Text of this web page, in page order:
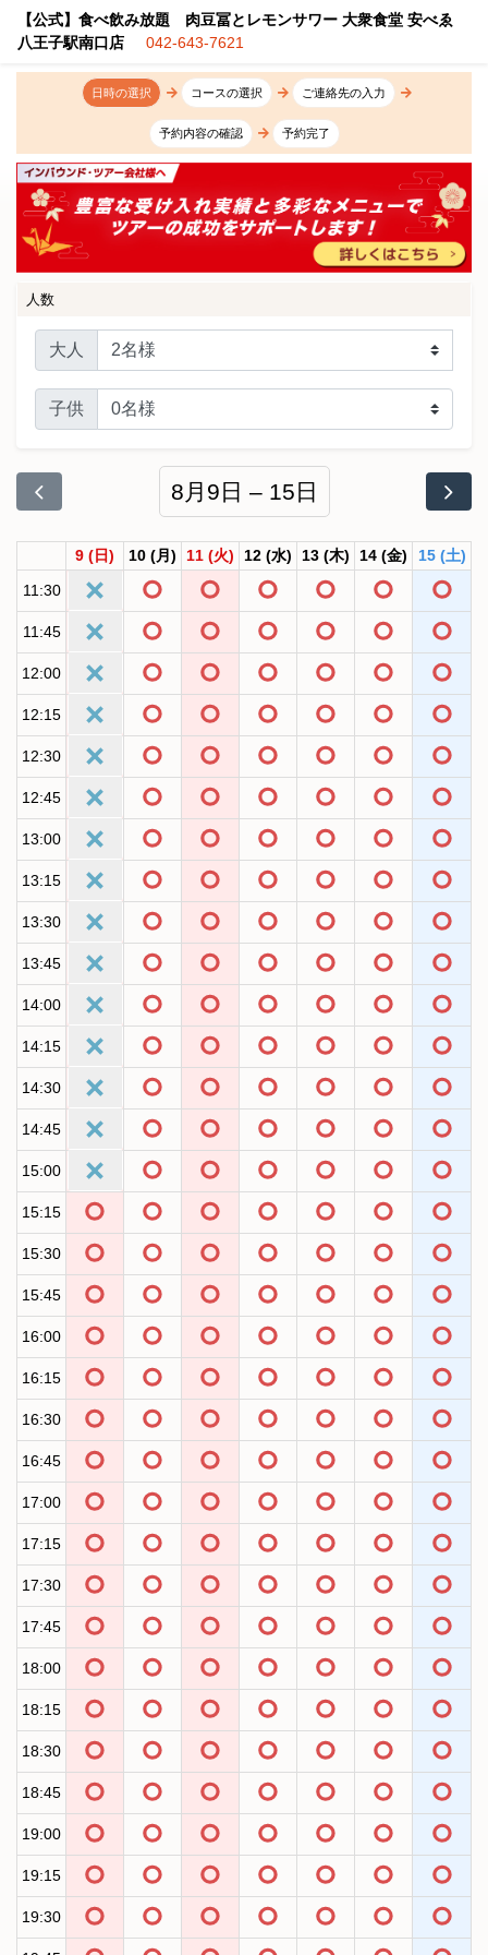
【公式】食べ飲み放題 肉豆冨とレモンサワー 大衆食堂 安べゑ
八王子駅南口店
042-643-7621
日時の選択 コースの選択 ご連絡先の入力
予約内容の確認 予約完了
人数
大人
子供
8月9日 – 15日
9 (日) 10 (月) 11 (火) 12 (水) 13 (木) 14 (金) 15 (土)
11:30
11:45
12:00
12:15
12:30
12:45
13:00
13:15
13:30
13:45
14:00
14:15
14:30
14:45
15:00
15:15
15:30
15:45
16:00
16:15
16:30
16:45
17:00
17:15
17:30
17:45
18:00
18:15
18:30
18:45
19:00
19:15
19:30